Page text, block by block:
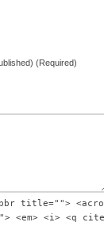
(Required)
title="">
<em> <i> <q